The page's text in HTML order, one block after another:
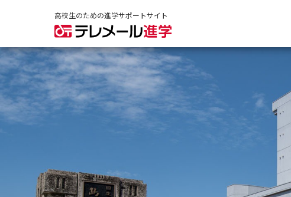
高校生のための進学サポートサイト